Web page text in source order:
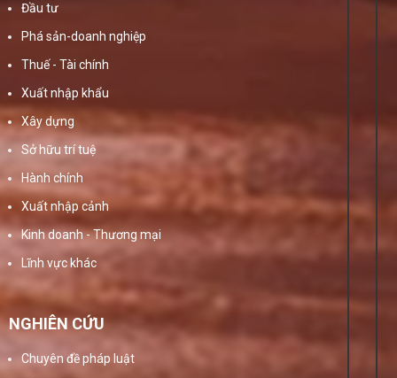
Đầu tư
Phá sản-doanh nghiệp
Thuế - Tài chính
Xuất nhập khẩu
Xây dựng
Sở hữu trí tuệ
Hành chính
Xuất nhập cảnh
Kinh doanh - Thương mại
Lĩnh vực khác
NGHIÊN CỨU
Chuyên đề pháp luật